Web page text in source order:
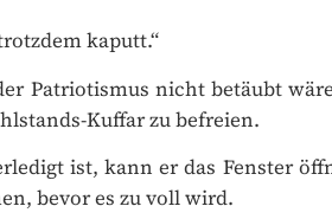
kaputt.“
Patriotismus nicht betäubt wäre.
Kuffar zu befreien.
ist, kann er das Fenster
bevor es zu voll wird.